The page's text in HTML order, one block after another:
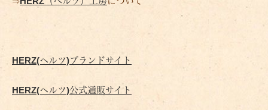
HERZ(ヘルツ)ブランドサイト
HERZ(ヘルツ)公式通販サイト